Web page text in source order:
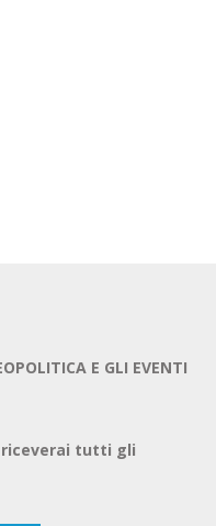
E GLI EVENTI
tutti gli